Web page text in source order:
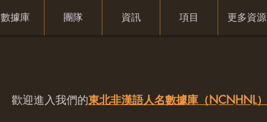
數據庫 團隊 資訊 項目 更多資源
歡迎進入我們的東北非漢語人名數據庫（NCNHNL）